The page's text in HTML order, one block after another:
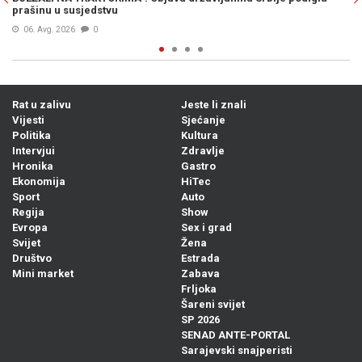
07. Avg. 2026
Rat u zalivu
Vijesti
Politika
Intervjui
Hronika
Ekonomija
Sport
Regija
Evropa
Svijet
Društvo
Mini market
Jeste li znali
Sjećanje
Kultura
Zdravlje
Gastro
HiTec
Auto
Show
Sex i grad
Žena
Estrada
Zabava
Frljoka
Šareni svijet
SP 2026
SENAD ANTE-PORTAL
Sarajevski snajperisti